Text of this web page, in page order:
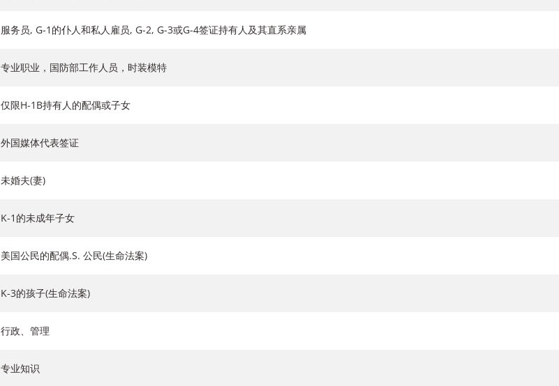
服务员, G-1的仆人和私人雇员, G-2, G-3或G-4签证持有人及其直系亲属
专业职业，国防部工作人员，时装模特
仅限H-1B持有人的配偶或子女
外国媒体代表签证
未婚夫(妻)
K-1的未成年子女
美国公民的配偶.S. 公民(生命法案)
K-3的孩子(生命法案)
行政、管理
专业知识